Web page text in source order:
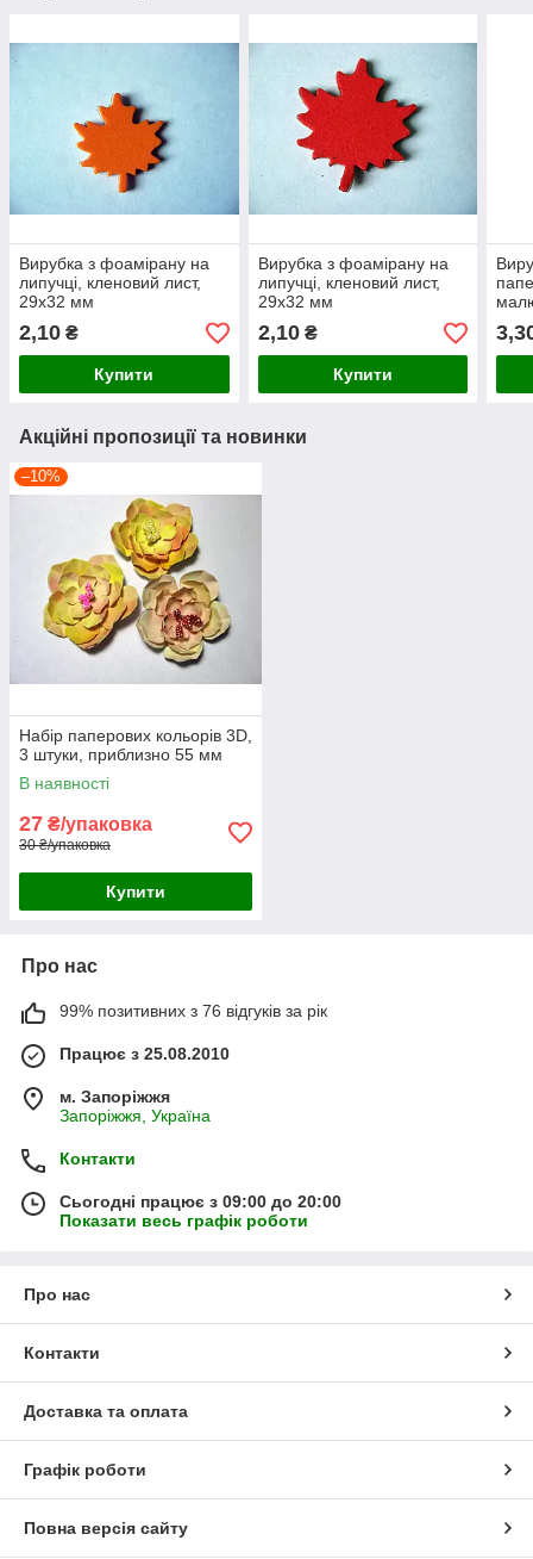
Вирубка з фоамірану на
липучці, кленовий лист,
29х32 мм
2,10 ₴
Купити
Вирубка з фоамірану на
липучці, кленовий лист,
29х32 мм
2,10₴
Купити
Акційні пропозиції та новинки
–10%
Набір паперових кольорів 3D,
3 штуки, приблизно 55 мм
В наявності
27 ₴/упаковка
30 ₴/упаковка
Купити
Про нас
99% позитивних з 76 відгуків за рік
Працює з 25.08.2010
м. Запоріжжя
Запоріжжя, Україна
Контакти
Сьогодні працює з 09:00 до 20:00
Показати весь графік роботи
Про нас
Контакти
Доставка та оплата
Графік роботи
Повна версія сайту